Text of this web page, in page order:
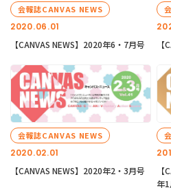
2020.06.01
会報誌CANVAS NEWS
【CANVAS NEWS】2020年6・7月号
2020.02.01
会報誌CANVAS NEWS
【CANVAS NEWS】2020年2・3月号
年